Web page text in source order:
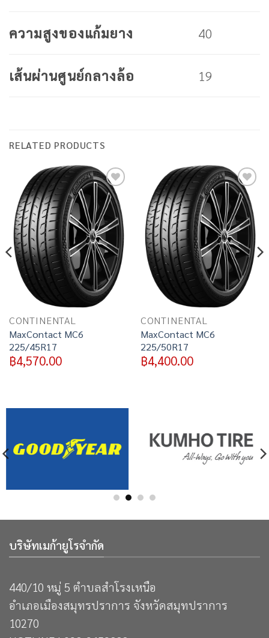
ความสูงของแก้มยาง 40
เส้นผ่านศูนย์กลางล้อ 19
RELATED PRODUCTS
Add to
wishlist
CONTINENTAL
MaxContact MC6
225/45R17
฿4,570.00
Add to
wishlist
CONTINENTAL
MaxContact MC6
225/50R17
฿4,400.00
บริษัทเมก้ายูโรจำกัด
440/10 หมู่ 5 ตำบลสำโรงเหนือ
อำเภอเมืองสมุทรปราการ จังหวัดสมุทปราการ
10270